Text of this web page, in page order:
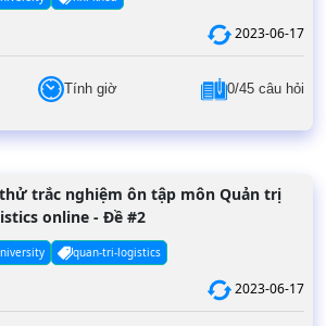
2023-06-17
Tính giờ 0/45 câu hỏi
trắc nghiệm ôn tập môn Quản trị
online - Đề #2
quan-tri-logistics
2023-06-17